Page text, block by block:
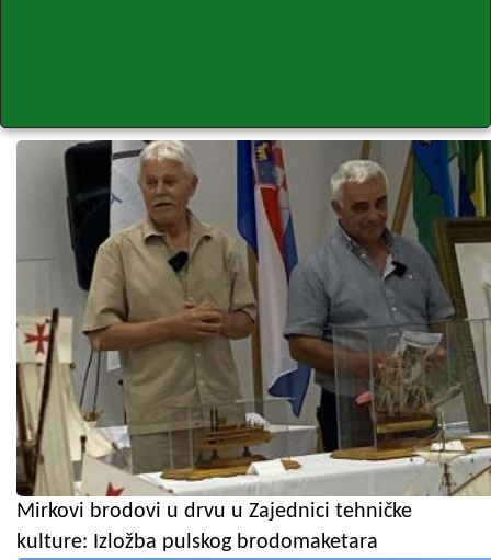
Mirkovi brodovi u drvu u Zajednici tehničke
kulture: Izložba pulskog brodomaketara